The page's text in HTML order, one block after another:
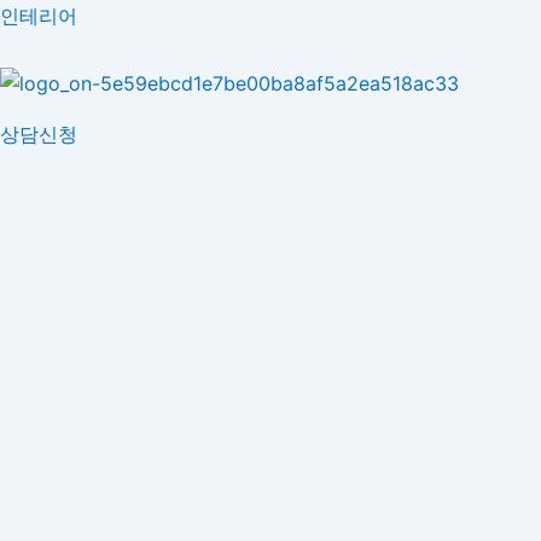
콘
츠
건
인테리어
상담신청